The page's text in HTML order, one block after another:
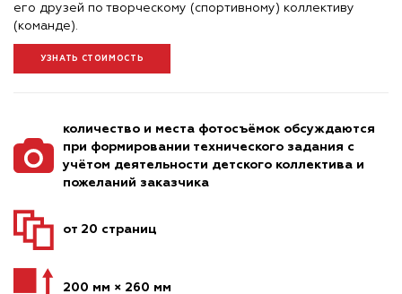
его друзей по творческому (спортивному) коллективу
(команде).
УЗНАТЬ СТОИМОСТЬ
количество и места фотосъёмок обсуждаются
при формировании технического задания с
учётом деятельности детского коллектива и
пожеланий заказчика
от 20 страниц
200 мм × 260 мм